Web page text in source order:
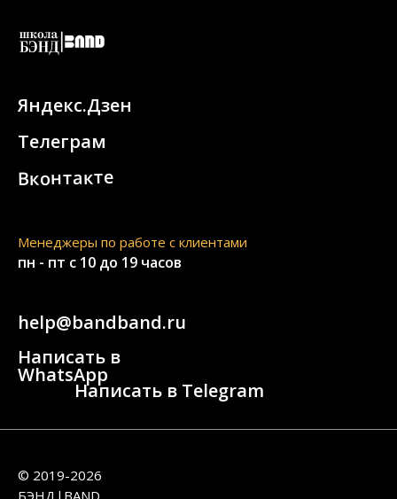
Яндекс.Дзен
Телеграм
Вконтакте
Написать в
WhatsApp
Менеджеры по работе с клиентами
© 2019-2026
БЭНД|BAND
help@bandband.ru
Написать в Telegram
пн - пт с 10 до 19 часов